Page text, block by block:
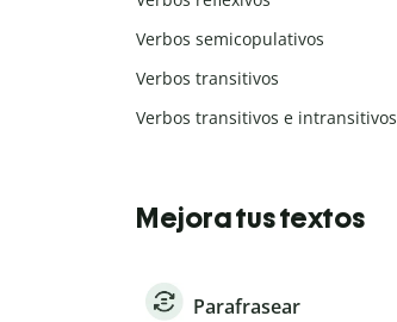
Verbos semicopulativos
Verbos transitivos
Verbos transitivos e intransitivos
Mejora tus textos
Parafrasear